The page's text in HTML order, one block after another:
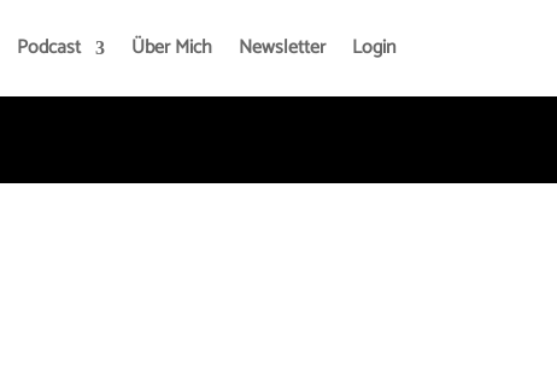
Podcast Über Mich Newsletter Login